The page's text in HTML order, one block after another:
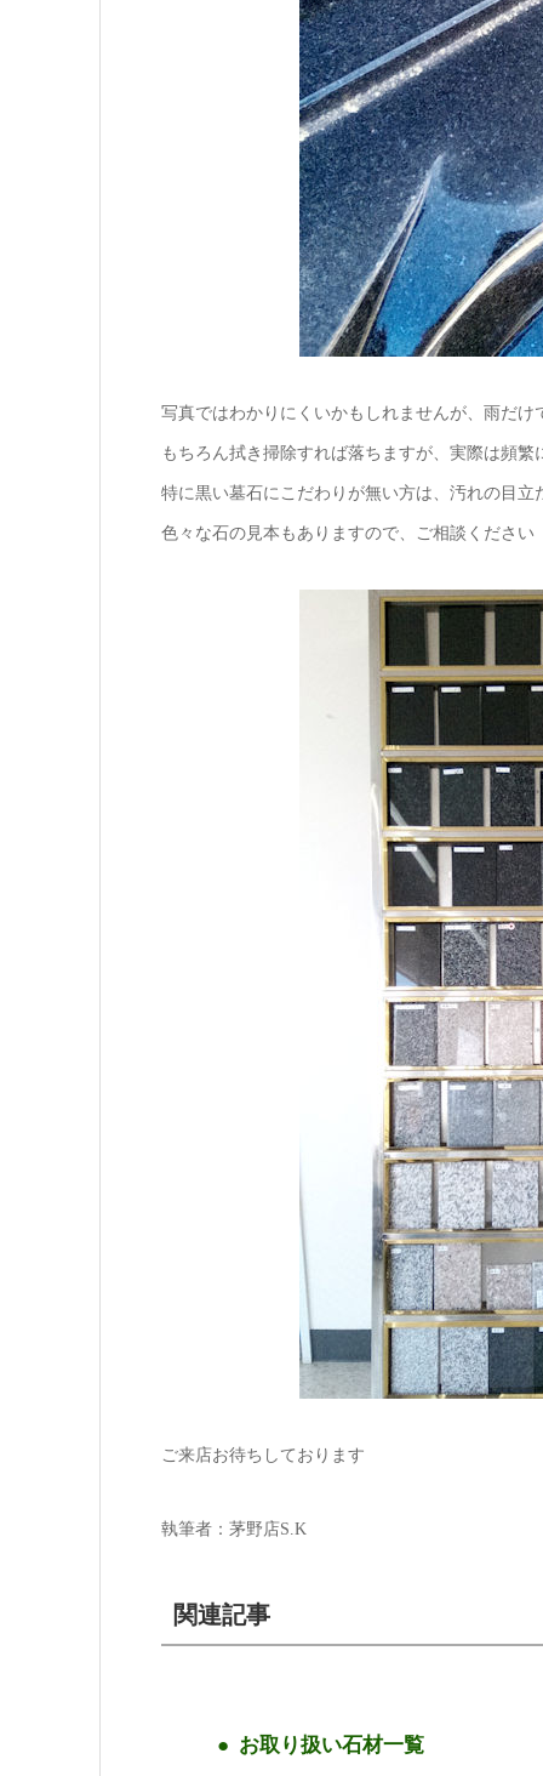
写真ではわかりにくいかもしれませんが、雨だけ
もちろん拭き掃除すれば落ちますが、実際は頻
特に黒い墓石にこだわりが無い方は、汚れの目
色々な石の見本もありますので、ご相談ください
ご来店お待ちしております
執筆者：茅野店S.K
関連記事
お取り扱い石材一覧